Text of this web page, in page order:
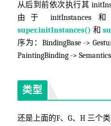
从后到前依次执行其
由于 initInstances
super.initInstances() 和
序为：BindingBase ->
PaintingBinding ->
类型
还是上面的F、G、H 三个